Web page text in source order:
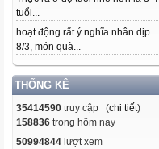
tuổi...
hoạt động rất ý nghĩa nhân dịp
8/3, món quà...
THỐNG KÊ
35414590 truy cập (chi tiết)
158836 trong hôm nay
50994844 lượt xem